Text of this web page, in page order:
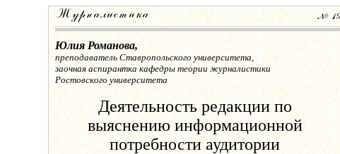
Юлия Романова,
преподаватель Ставропольского университета,
заочная аспирантка кафедры теории журналистики
Ростовского университета
Деятельность редакции по
выяснению информационной
потребности аудитории